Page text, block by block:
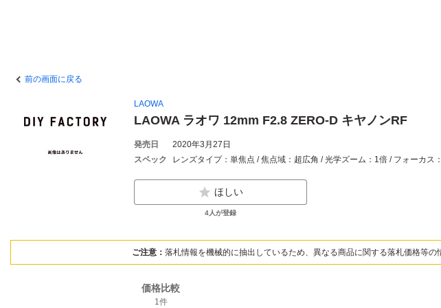
前の画面に戻る
LAOWA
LAOWA ラオワ 12mm F2.8 ZERO-D キヤノンRF
発売日
2020年3月27日
スペック
ほしい
4人が登録
ご注意： 落札情報を機械的に抽出しているため、異なる商品に関する落札価格等
価格比較
1 件